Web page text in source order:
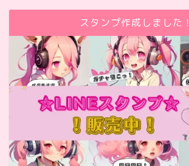
スタンプ作成しました！